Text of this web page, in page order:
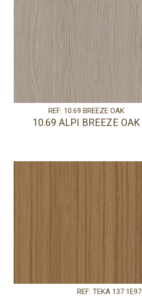
REF: 10.69 BREEZE OAK
10.69 ALPI BREEZE OAK
REF: TEKA 137 1E97